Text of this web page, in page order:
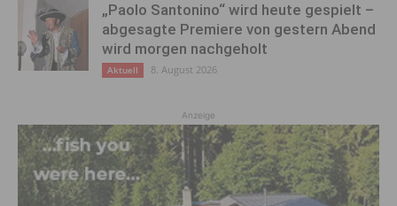
„Paolo Santonino“ wird heute gespielt –
abgesagte Premiere von gestern Abend
wird morgen nachgeholt
Aktuell 8. August 2026
Anzeige